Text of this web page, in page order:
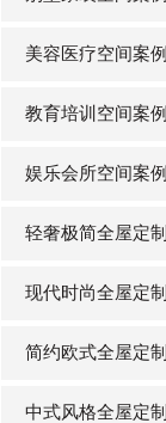
美容医疗空间案例
教育培训空间案例
娱乐会所空间案例
轻奢极简全屋定制
现代时尚全屋定制
简约欧式全屋定制
中式风格全屋定制